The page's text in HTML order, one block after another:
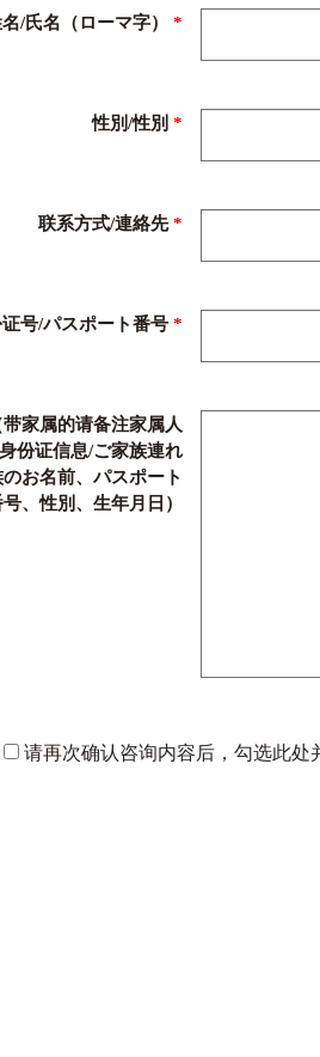
/氏名（ローマ字） *
性別/性別 *
联系方式/連絡先 *
号/パスポート番号 *
家属的请备注家属人
份证信息/ご家族連れ
お名前、パスポート
号、性別、生年月日）
请再次确认咨询内容后，勾选此处